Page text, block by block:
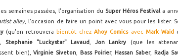
semaines passées, l'organisation du Super Héros Festival a
alley, l'occasion de faire un point avec vous pour les lister.
(qu'on retrouvera bientôt chezAhoy Comics avec Mark Waid
Stephanie "Luckystar" Lavaud ,Jon Lankry (que les
bien),Virginie Siveton Bass Poirier, Hassan Saber, Radja